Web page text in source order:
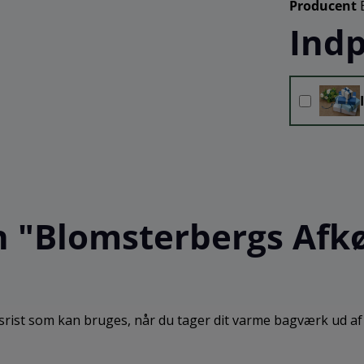
Producent
som kan bruges, når du tager dit varme bagværk ud af